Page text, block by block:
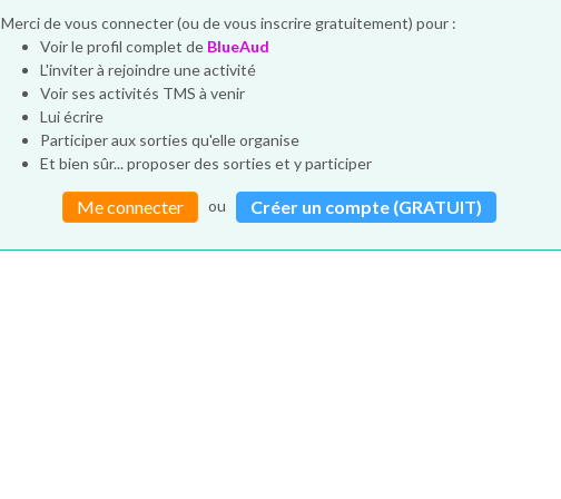
Merci de vous connecter (ou de vous inscrire gratuitement) pour :
Voir le profil complet de BlueAud
L'inviter à rejoindre une activité
Voir ses activités TMS à venir
Lui écrire
Participer aux sorties qu'elle organise
Et bien sûr... proposer des sorties et y participer
Me connecter ou Créer un compte (GRATUIT)